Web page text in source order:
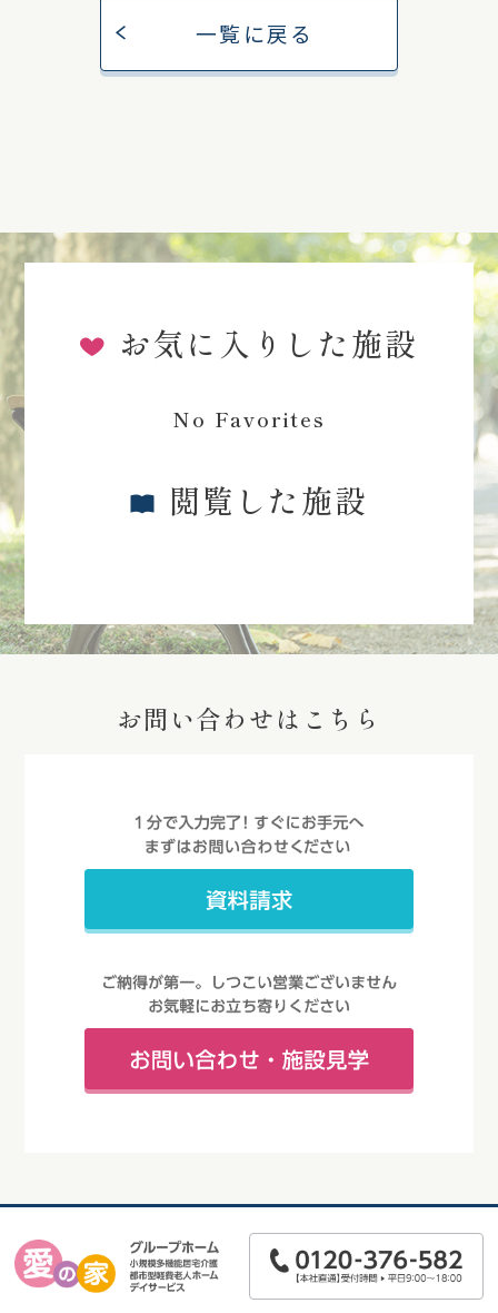
一覧に戻る
お気に入りした施設
No Favorites
閲覧した施設
お問い合わせはこちら